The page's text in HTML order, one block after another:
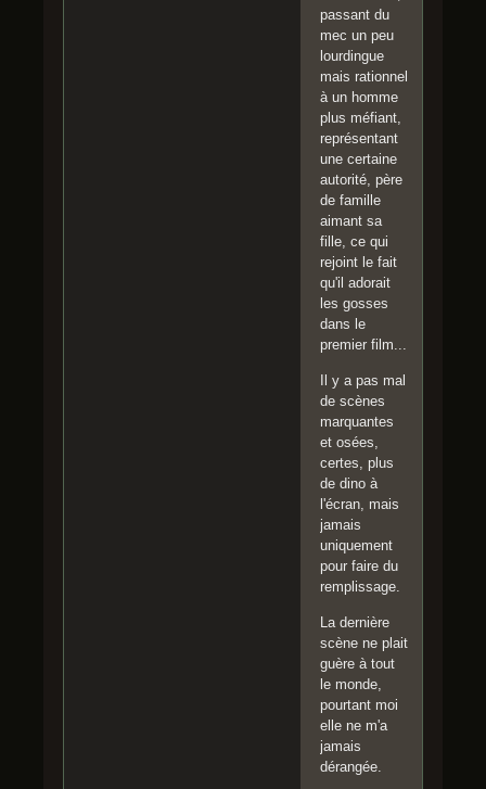
passant du
mec un peu
lourdingue
mais rationnel
à un homme
plus méfiant,
représentant
une certaine
autorité, père
de famille
aimant sa
fille, ce qui
rejoint le fait
qu'il adorait
les gosses
dans le
premier film...
Il y a pas mal
de scènes
marquantes
et osées,
certes, plus
de dino à
l'écran, mais
jamais
uniquement
pour faire du
remplissage.
La dernière
scène ne plait
guère à tout
le monde,
pourtant moi
elle ne m'a
jamais
dérangée.